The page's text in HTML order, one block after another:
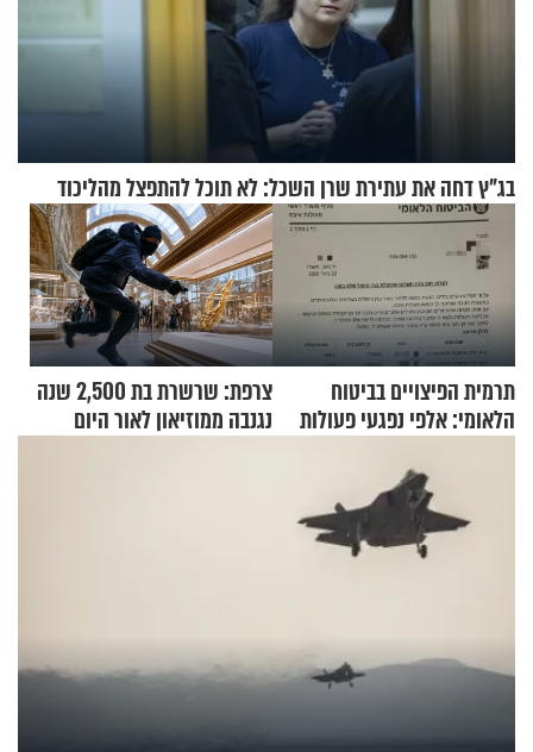
בג"ץ דחה את עתירת שרן השכל: לא תוכל להתפצל מהליכוד
תרמית הפיצויים בביטוח
הלאומי: אלפי נפגעי פעולות
צרפת: שרשרת בת 2,500 שנה
נגנבה ממוזיאון לאור היום